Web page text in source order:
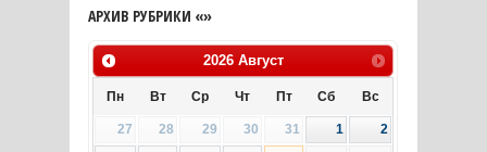
АРХИВ РУБРИКИ «»
2026 Август
Пн Вт Ср Чт Пт Сб Вс
27 28 29 30 31 1
2